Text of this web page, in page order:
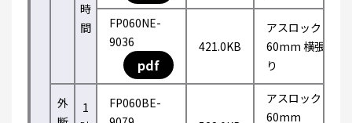
時
間
FP060NE-
9036
pdf
421.0KB
アスロック
60mm 横張
り
外
1
FP060BE-
アスロック
60mm